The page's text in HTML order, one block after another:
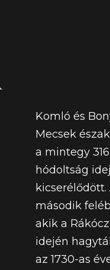
Komló és
Mecsek
a mintegy
hódoltság
kicserélődött.
második
akik a
idején
az 1730-as